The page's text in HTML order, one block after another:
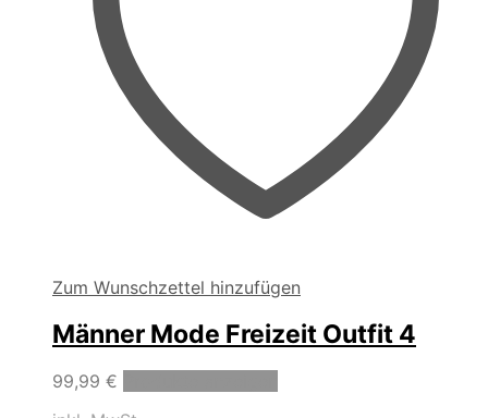
Zum Wunschzettel hinzufügen
Männer Mode Freizeit Outfit 4
99,99 €